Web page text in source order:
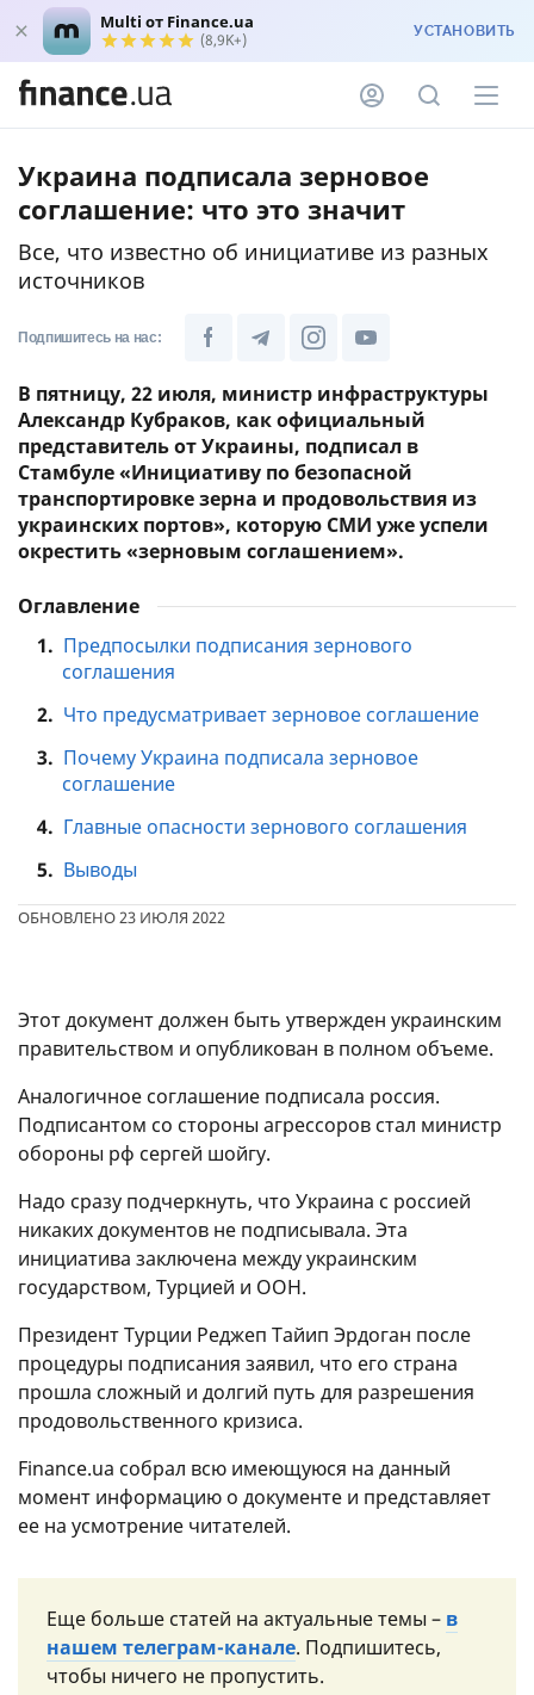
Multi от Finance.ua
(8,9K+) УСТАНОВИТЬ
Украина подписала зерновое
соглашение: что это значит
Все, что известно об инициативе из разных
источников
Подпишитесь на нас:
В пятницу, 22 июля, министр инфраструктуры
Александр Кубраков, как официальный
представитель от Украины, подписал в
Стамбуле «Инициативу по безопасной
транспортировке зерна и продовольствия из
украинских портов», которую СМИ уже успели
окрестить «зерновым соглашением».
Оглавление
1. Предпосылки подписания зернового
соглашения
2. Что предусматривает зерновое соглашение
3. Почему Украина подписала зерновое
соглашение
4. Главные опасности зернового соглашения
5. Выводы
ОБНОВЛЕНО 23 ИЮЛЯ 2022
Этот документ должен быть утвержден украинским
правительством и опубликован в полном объеме.
Аналогичное соглашение подписала россия.
Подписантом со стороны агрессоров стал министр
обороны рф сергей шойгу.
Надо сразу подчеркнуть, что Украина с россией
никаких документов не подписывала. Эта
инициатива заключена между украинским
государством, Турцией и ООН.
Президент Турции Реджеп Тайип Эрдоган после
процедуры подписания заявил, что его страна
прошла сложный и долгий путь для разрешения
продовольственного кризиса.
Finance.ua собрал всю имеющуюся на данный
момент информацию о документе и представляет
ее на усмотрение читателей.
Еще больше статей на актуальные темы – в
нашем телеграм-канале. Подпишитесь,
чтобы ничего не пропустить.